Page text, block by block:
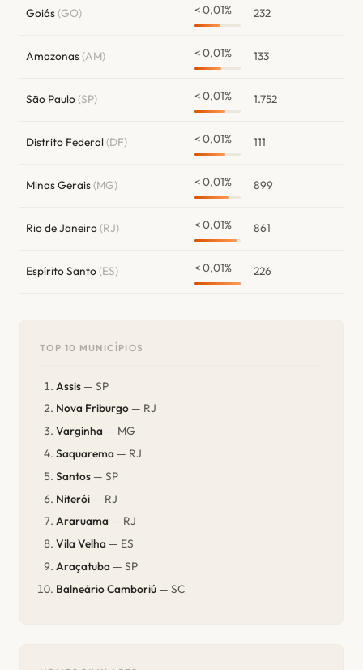
Goiás(GO) < 0,01% 232
Amazonas(AM) < 0,01% 133
São Paulo(SP) < 0,01% 1.752
Distrito Federal(DF) < 0,01% 111
Minas Gerais(MG) < 0,01% 899
Rio de Janeiro(RJ) < 0,01% 861
Espírito Santo(ES) < 0,01% 226
TOP 10 MUNICÍPIOS
Assis — SP
Nova Friburgo — RJ
Varginha — MG
Saquarema — RJ
Santos — SP
Niterói — RJ
Araruama — RJ
Vila Velha — ES
Araçatuba — SP
Balneário Camboriú — SC